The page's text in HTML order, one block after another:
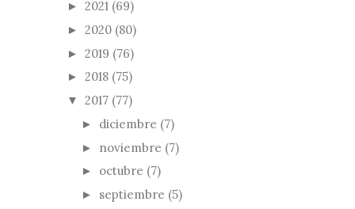
► 2021 (69)
► 2020 (80)
► 2019 (76)
► 2018 (75)
▼ 2017 (77)
► diciembre (7)
► noviembre (7)
► octubre (7)
► septiembre (5)